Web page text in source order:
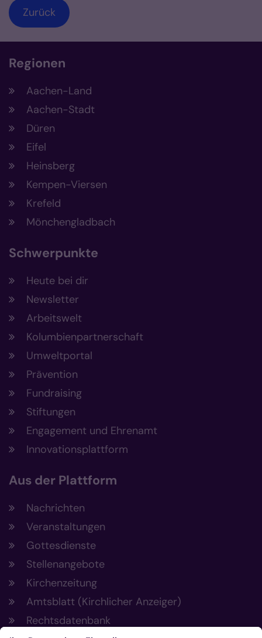
Zurück
Regionen
Aachen-Land
Aachen-Stadt
Düren
Eifel
Heinsberg
Kempen-Viersen
Krefeld
Mönchengladbach
Schwerpunkte
Heute bei dir
Newsletter
Arbeitswelt
Kolumbienpartnerschaft
Umweltportal
Prävention
Fundraising
Stiftungen
Engagement und Ehrenamt
Innovationsplattform
Aus der Plattform
Nachrichten
Veranstaltungen
Gottesdienste
Stellenangebote
Kirchenzeitung
Amtsblatt (Kirchlicher Anzeiger)
Rechtsdatenbank